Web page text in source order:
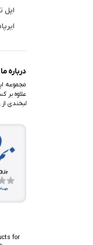
اپل
درباره ما
مجموعه
علاوه بر
لبخندی
for